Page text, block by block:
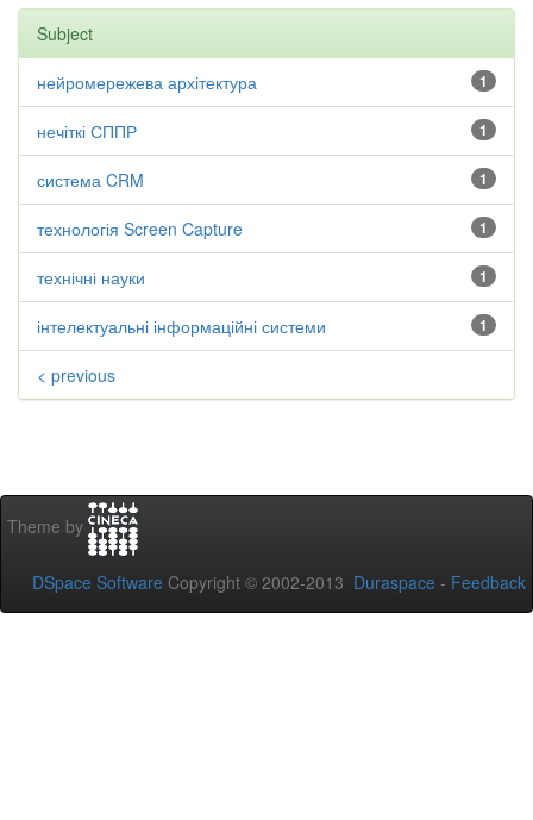
Subject
1
нейромережева архітектура
1
нечіткі СППР
1
система CRM
1
технологія Screen Capture
1
технічні науки
1
інтелектуальні інформаційні системи
< previous
Theme by
DSpace Software Copyright © 2002-2013 Duraspace - Feedback